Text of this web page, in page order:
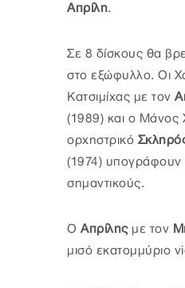
Απρίλη.
Σε 8 δίσκους θα
στο εξώφυλλο. Οι
Κατσιμίχας με τον
(1989) και ο Μάνος
ορχηστρικό
(1974) υπογράφουν
σημαντικούς.
Ο Απρίλης με τον
μισό εκατομμύριο